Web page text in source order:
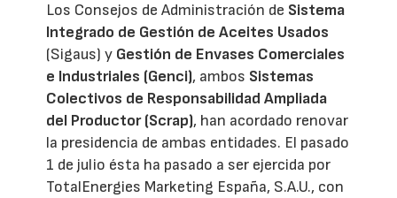
Los Consejos de Administración de Sistema
Integrado de Gestión de Aceites Usados
(Sigaus) y Gestión de Envases Comerciales
e Industriales (Genci), ambos Sistemas
Colectivos de Responsabilidad Ampliada
del Productor (Scrap), han acordado renovar
la presidencia de ambas entidades. El pasado
1 de julio ésta ha pasado a ser ejercida por
TotalEnergies Marketing España, S.A.U., con